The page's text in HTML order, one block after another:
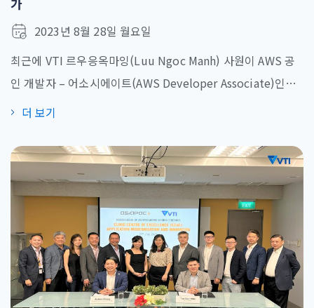
2023년 8월 28일 월요일
최근에 VTI 르우응옥마잉(Luu Ngoc Manh) 사원이 AWS 공
인 개발자 – 어소시에이트(AWS Developer Associate)인증
을 취득했다. 마잉 사원의 말대로 사내에 클라우드에 대해 공부
음에 팀원들이 목표를 세웠고 매주 시간을 내어 세웠던 계획에
대해 토론했다. 회사는 Udemy와 Whizlabs에서의 온라인 교
육 코스를 지불하며 팀원들이 집에서 자습했다. 1달 정도 지나
더 보기